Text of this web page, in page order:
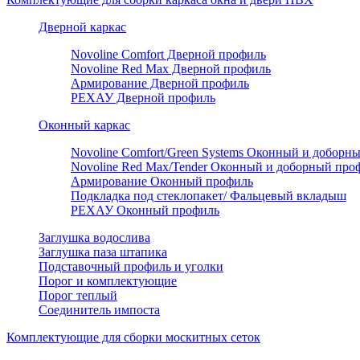
Дверной каркас
Novoline Comfort Дверной профиль
Novoline Red Мax Дверной профиль
Армирование Дверной профиль
РЕХАУ Дверной профиль
Оконный каркас
Novoline Comfort/Green Systems Оконный и
Novoline Red Max/Tender Оконный и доборный
Армирование Оконный профиль
Подкладка под стеклопакет/ Фальцевый вкладыш
РЕХАУ Оконный профиль
Заглушка водослива
Заглушка паза штапика
Подставочный профиль и уголки
Порог и комплектующие
Порог теплый
Соединитель импоста
Комплектующие для сборки москитных сеток